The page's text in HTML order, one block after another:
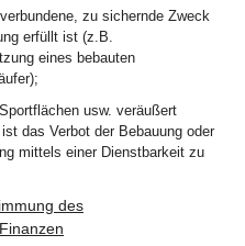
zu sichernde Zweck
erfüllt ist (z.B.
eines bebauten
usw. veräußert
das Verbot der Bebauung oder
mittels einer Dienstbarkeit zu
des